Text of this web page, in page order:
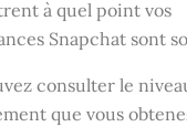
à quel point vos
Snapchat sont
consulter le
que vous